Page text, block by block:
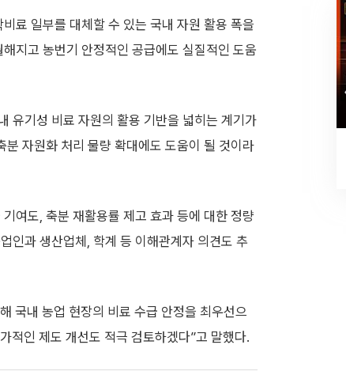
료 일부를 대체할 수 있는 국내 자원 활용 폭을
지고 농번기 안정적인 공급에도 실질적인 도움
유기성 비료 자원의 활용 기반을 넓히는 계기가
자원화 처리 물량 확대에도 도움이 될 것이라
여도, 축분 재활용률 제고 효과 등에 대한 정량
인과 생산업체, 학계 등 이해관계자 의견도 추
국내 농업 현장의 비료 수급 안정을 최우선으
적인 제도 개선도 적극 검토하겠다”고 말했다.